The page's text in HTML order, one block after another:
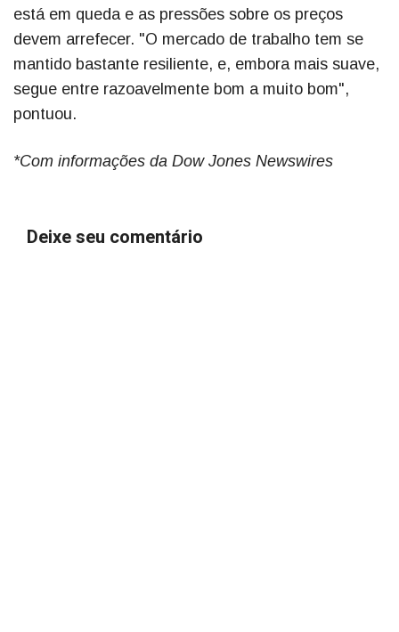
está em queda e as pressões sobre os preços
devem arrefecer. "O mercado de trabalho tem se
mantido bastante resiliente, e, embora mais suave,
segue entre razoavelmente bom a muito bom",
pontuou.
*Com informações da Dow Jones Newswires
Deixe seu comentário